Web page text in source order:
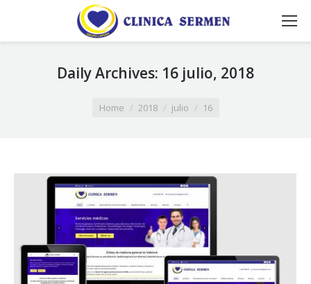
Daily Archives: 16 julio, 2018
Home 2018 julio 16